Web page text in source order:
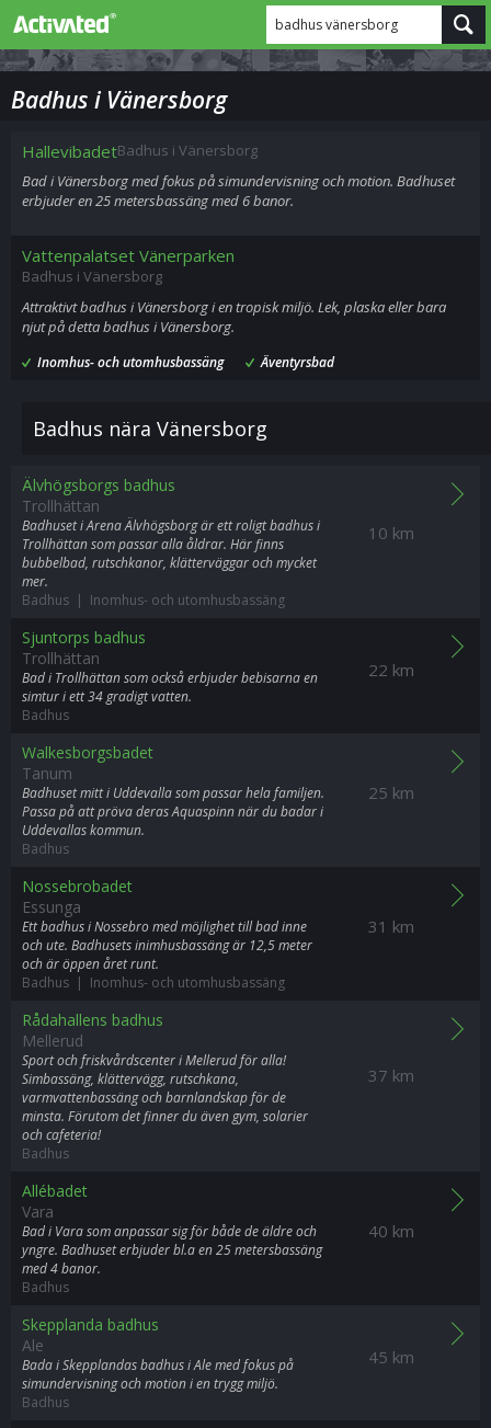
badhus vänersborg
Badhus i Vänersborg
HallevibadetBadhus i Vänersborg
Bad i Vänersborg med fokus på simundervisning och motion. Badhuset
erbjuder en 25 metersbassäng med 6 banor.
Vattenpalatset Vänerparken
Badhus i Vänersborg
Attraktivt badhus i Vänersborg i en tropisk miljö. Lek, plaska eller bara
njut på detta badhus i Vänersborg.
Inomhus- och utomhusbassäng Äventyrsbad
Badhus nära Vänersborg
10 km
Älvhögsborgs badhus
Trollhättan
Badhuset i Arena Älvhögsborg är ett roligt badhus i
Trollhättan som passar alla åldrar. Här finns
bubbelbad, rutschkanor, klätterväggar och mycket
mer.
Badhus | Inomhus- och utomhusbassäng
22 km
Sjuntorps badhus
Trollhättan
Bad i Trollhättan som också erbjuder bebisarna en
simtur i ett 34 gradigt vatten.
Badhus
25 km
Walkesborgsbadet
Tanum
Badhuset mitt i Uddevalla som passar hela familjen.
Passa på att pröva deras Aquaspinn när du badar i
Uddevallas kommun.
Badhus
31 km
Nossebrobadet
Essunga
Ett badhus i Nossebro med möjlighet till bad inne
och ute. Badhusets inimhusbassäng är 12,5 meter
och är öppen året runt.
Badhus | Inomhus- och utomhusbassäng
37 km
Rådahallens badhus
Mellerud
Sport och friskvårdscenter i Mellerud för alla!
Simbassäng, klättervägg, rutschkana,
varmvattenbassäng och barnlandskap för de
minsta. Förutom det finner du även gym, solarier
och cafeteria!
Badhus
40 km
Allébadet
Vara
Bad i Vara som anpassar sig för både de äldre och
yngre. Badhuset erbjuder bl.a en 25 metersbassäng
med 4 banor.
Badhus
45 km
Skepplanda badhus
Ale
Bada i Skepplandas badhus i Ale med fokus på
simundervisning och motion i en trygg miljö.
Badhus